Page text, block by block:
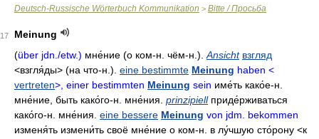
Deutsch-Russische Wörterbuch Kommunikation > Bitte / Просьба
17
Meinung
(über jdn./etw.) мне́ние (о ком-н. чём-н.). Ansicht взгляд
<взгля́ды> (на что-н.). eine bestimmte Meinung haben <
vertreten>, einer bestimmten Meinung sein име́ть како́е-н
мне́ние быть како́го-н мне́ния prinzipiell приде́рживаться
како́го-н
мне́ния eine bessere Meinung von jdm. bekommen
изменя́ть измени́ть своё мне́ние о ком-н в лу́чшую сто́рону <к